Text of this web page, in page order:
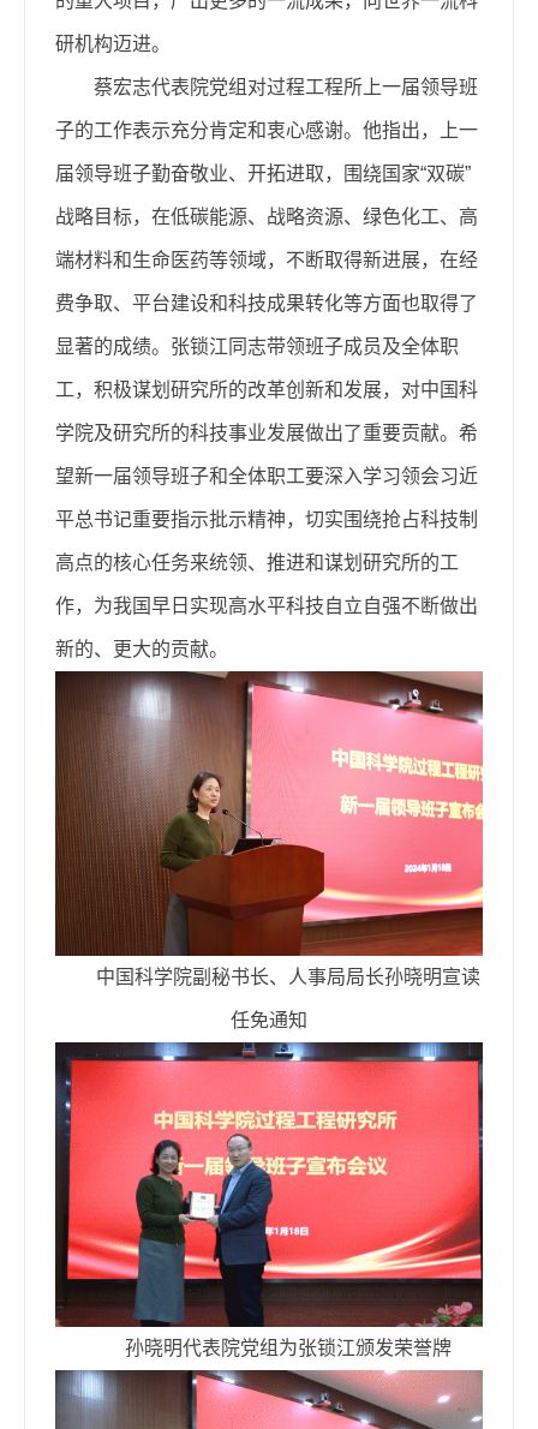
研机构迈进。
蔡宏志代表院党组对过程工程所上一届领导班
子的工作表示充分肯定和衷心感谢。他指出，上一
届领导班子勤奋敬业、开拓进取，围绕国家“双碳”
战略目标，在低碳能源、战略资源、绿色化工、高
端材料和生命医药等领域，不断取得新进展，在经
费争取、平台建设和科技成果转化等方面也取得了
显著的成绩。张锁江同志带领班子成员及全体职
工，积极谋划研究所的改革创新和发展，对中国科
学院及研究所的科技事业发展做出了重要贡献。希
望新一届领导班子和全体职工要深入学习领会习近
平总书记重要指示批示精神，切实围绕抢占科技制
高点的核心任务来统领、推进和谋划研究所的工
作，为我国早日实现高水平科技自立自强不断做出
新的、更大的贡献。
中国科学院副秘书长、人事局局长孙晓明宣读
任免通知
孙晓明代表院党组为张锁江颁发荣誉牌